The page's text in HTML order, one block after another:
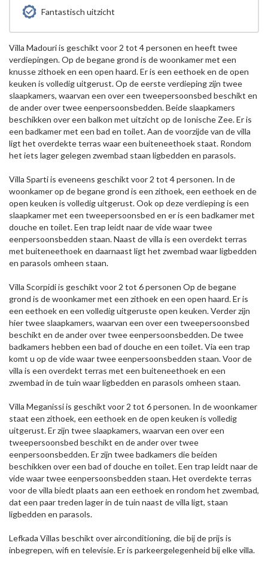
Fantastisch uitzicht
Villa Madouri is geschikt voor 2 tot 4 personen en heeft twee
verdiepingen. Op de begane grond is de woonkamer met een
knusse zithoek en een open haard. Er is een eethoek en de open
keuken is volledig uitgerust. Op de eerste verdieping zijn twee
slaapkamers, waarvan een over een tweepersoonsbed beschikt en
de ander over twee eenpersoonsbedden. Beide slaapkamers
beschikken over een balkon met uitzicht op de Ionische Zee. Er is
een badkamer met een bad en toilet. Aan de voorzijde van de villa
ligt het overdekte terras waar een buiteneethoek staat. Rondom
het iets lager gelegen zwembad staan ligbedden en parasols.
Villa Sparti is eveneens geschikt voor 2 tot 4 personen. In de
woonkamer op de begane grond is een zithoek, een eethoek en de
open keuken is volledig uitgerust. Ook op deze verdieping is een
slaapkamer met een tweepersoonsbed en er is een badkamer met
douche en toilet. Een trap leidt naar de vide waar twee
eenpersoonsbedden staan. Naast de villa is een overdekt terras
met buiteneethoek en daarnaast ligt het zwembad waar ligbedden
en parasols omheen staan.
Villa Scorpidi is geschikt voor 2 tot 6 personen Op de begane
grond is de woonkamer met een zithoek en een open haard. Er is
een eethoek en een volledig uitgeruste open keuken. Verder zijn
hier twee slaapkamers, waarvan een over een tweepersoonsbed
beschikt en de ander over twee eenpersoonsbedden. De twee
badkamers hebben een bad of douche en een toilet. Via een trap
komt u op de vide waar twee eenpersoonsbedden staan. Voor de
villa is een overdekt terras met een buiteneethoek en een
zwembad in de tuin waar ligbedden en parasols omheen staan.
Villa Meganissi is geschikt voor 2 tot 6 personen. In de woonkamer
staat een zithoek, een eethoek en de open keuken is volledig
uitgerust. Er zijn twee slaapkamers, waarvan een over een
tweepersoonsbed beschikt en de ander over twee
eenpersoonsbedden. Er zijn twee badkamers die beiden
beschikken over een bad of douche en toilet. Een trap leidt naar de
vide waar twee eenpersoonsbedden staan. Het overdekte terras
voor de villa biedt plaats aan een eethoek en rondom het zwembad,
dat een paar treden lager in de tuin naast de villa ligt, staan
ligbedden en parasols.
Lefkada Villas beschikt over airconditioning, die bij de prijs is
inbegrepen, wifi en televisie. Er is parkeergelegenheid bij elke villa.